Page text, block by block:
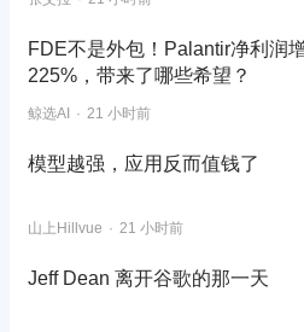
FDE不是外包！Palantir净利润
225%，带来了哪些希望？
鲸选AI 21 小时前
模型越强，应用反而值钱了
山上Hillvue 21 小时前
Jeff Dean 离开谷歌的那一天